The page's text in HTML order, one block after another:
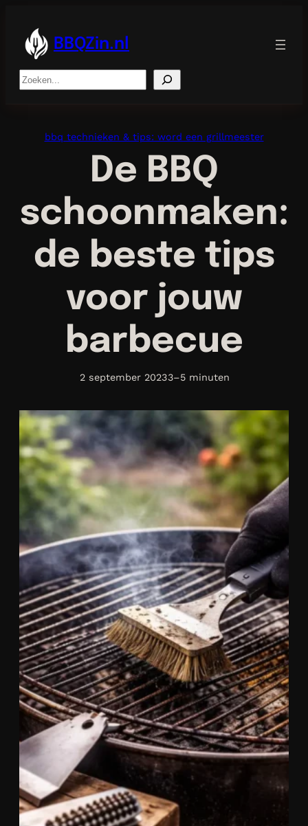
inhoud
BBQZin.nl
Search
bbq technieken & tips: word een grillmeester
De BBQ
schoonmaken:
de beste tips
voor jouw
barbecue
2 september 20233–5 minuten